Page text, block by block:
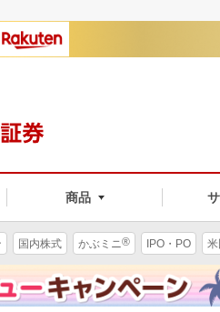
商品
国内株式 かぶミニ® IPO・PO